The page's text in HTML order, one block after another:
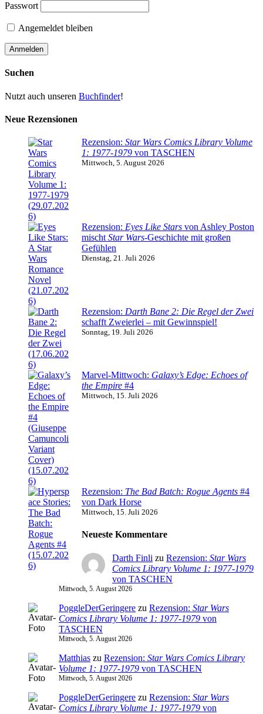
Passwort
Angemeldet bleiben
Suchen
Nutzt auch unseren Buchfinder!
Neue Rezensionen
Rezension: Star Wars Comics Library Volume
1: 1977-1979 von TASCHEN
Mittwoch, 5. August 2026
Rezension: Eyes Like Stars von Ashley Poston
mischt Star Wars-Geschichte mit großen
Gefühlen
Dienstag, 21. Juli 2026
Rezension: Darth Bane 2: Die Regel der Zwei
schafft Zweierlei – mit Gewinnspiel!
Sonntag, 19. Juli 2026
Marvel-Mittwoch: Galaxy’s Edge: Echoes of
the Empire #4
Mittwoch, 15. Juli 2026
Rezension: The Bad Batch: Rogue Agents #4
von Dark Horse
Mittwoch, 15. Juli 2026
Neueste Kommentare
Darth Finli zu Rezension: Star Wars
Comics Library Volume 1: 1977-1979
von TASCHEN
Mittwoch, 5. August 2026
PoggleDerGeringere zu Rezension: Star Wars
Comics Library Volume 1: 1977-1979 von
TASCHEN
Mittwoch, 5. August 2026
Matthias zu Rezension: Star Wars Comics Library
Volume 1: 1977-1979 von TASCHEN
Mittwoch, 5. August 2026
PoggleDerGeringere zu Rezension: Star Wars
Comics Library Volume 1: 1977-1979 von